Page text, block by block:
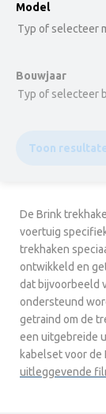
option , selected.
Model
Typ of selecteer
Bouwjaar
Typ of selecteer
Toon
De Brink
voertuig
trekhaken
ontwikkeld en
dat bijvoorbeeld
ondersteund
getraind om de
een uitgebreide
kabelset voor de
uitleggevende